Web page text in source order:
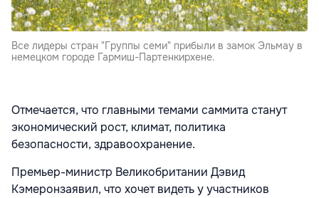
Все лидеры стран "Группы семи" прибыли в замок Эльмау в
немецком городе Гармиш-Партенкирхене.
Отмечается, что главными темами саммита станут
экономический рост, климат, политика
безопасности, здравоохранение.
Премьер-министр Великобритании Дэвид
Кэмеронзаявил, что хочет видеть у участников